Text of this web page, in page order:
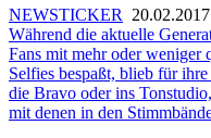
NEWSTICKER
20.02.2017
Während die aktuelle
Fans mit mehr oder weniger
Selfies bespaßt, blieb für
die Bravo oder ins
mit denen in den